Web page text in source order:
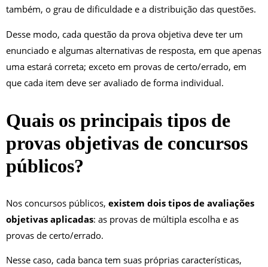
também, o grau de dificuldade e a distribuição das questões.
Desse modo, cada questão da prova objetiva deve ter um
enunciado e algumas alternativas de resposta, em que apenas
uma estará correta; exceto em provas de certo/errado, em
que cada item deve ser avaliado de forma individual.
Quais os principais tipos de
provas objetivas de concursos
públicos?
Nos concursos públicos, existem dois tipos de avaliações
objetivas aplicadas: as provas de múltipla escolha e as
provas de certo/errado.
Nesse caso, cada banca tem suas próprias características,